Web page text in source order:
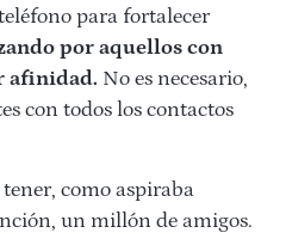
para fortalecer
por aquellos con
afinidad. No es necesario,
con todos los contactos
como aspiraba
un millón de amigos.